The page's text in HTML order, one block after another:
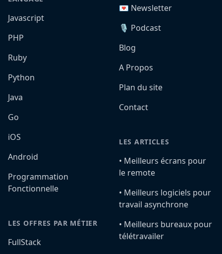
Javascript
PHP
Ruby
Python
Java
Go
iOS
Android
Programmation
Fonctionnelle
LES OFFRES PAR MÉTIER
FullStack
💌 Newsletter
🎙️ Podcast
Blog
A Propos
Plan du site
Contact
LES ARTICLES
•️ Meilleurs écrans pour
le remote
•️ Meilleurs logiciels pour
travail asynchrone
•️ Meilleurs bureaux pour
télétravailer